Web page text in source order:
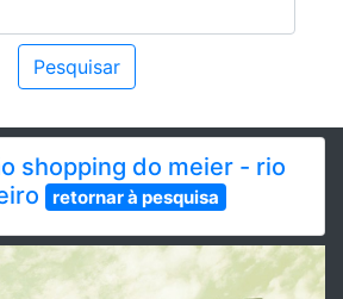
Pesquisar
shopping do meier - rio
retornar à pesquisa